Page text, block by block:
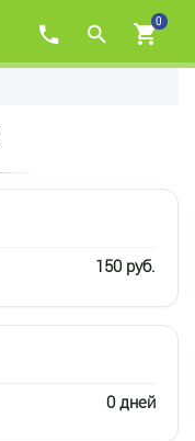
0
150 руб.
0 дней